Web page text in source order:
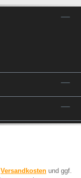
Versandkosten und ggf.